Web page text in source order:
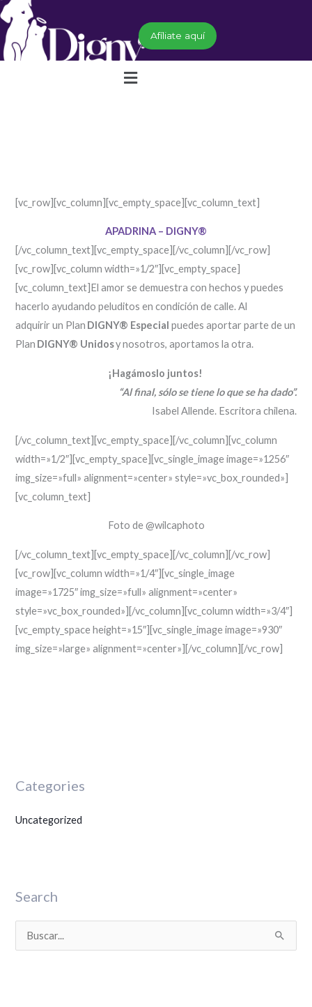
Ir
contenido
Afíliate aquí
Menú
[vc_row][vc_column][vc_empty_space][vc_column_text]
APADRINA – DIGNY®
[/vc_column_text][vc_empty_space][/vc_column][/vc_row]
[vc_row][vc_column width=»1/2″][vc_empty_space]
[vc_column_text] El amor sedemuestra con hechos ypuedes
hacerlo ayudando peluditos en condición de calle. A
adquirir un Plan DIGNY® Especial puedes aportarparte de un
Plan DIGNY® Unidosy nosotros, aportamos la otra.
¡Hagámoslo juntos!
“Al final, sólo se tiene lo que se ha dado”.
Isabel Allende. Escritora chilena.
[/vc_column_text][vc_empty_space][/vc_column][vc_column
width=»1/2″][vc_empty_space][vc_single_image image=»1256″
img_size=»full» alignment=»center» style=»vc_box_rounded»]
[vc_column_text]
Foto de @wilcaphoto
[/vc_column_text][vc_empty_space][/vc_column][/vc_row]
[vc_row][vc_column width=»1/4″][vc_single_image
image=»1725″ img_size=»full» alignment=»center»
style=»vc_box_rounded»][/vc_column][vc_column width=»3/4″]
[vc_empty_space height=»15″][vc_single_image image=»930″
img_size=»large» alignment=»center»][/vc_column][/vc_row]
Categories
Uncategorized
Search